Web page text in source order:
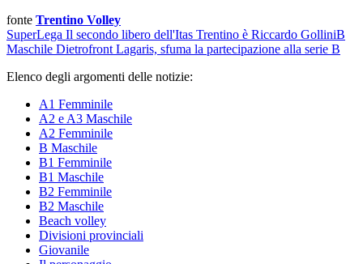
fonte Trentino Volley
SuperLega Il secondo libero dell'Itas Trentino è Riccardo GolliniB
Maschile Dietrofront Lagaris, sfuma la partecipazione alla serie B
Elenco degli argomenti delle notizie:
A1 Femminile
A2 e A3 Maschile
A2 Femminile
B Maschile
B1 Femminile
B1 Maschile
B2 Femminile
B2 Maschile
Beach volley
Divisioni provinciali
Giovanile